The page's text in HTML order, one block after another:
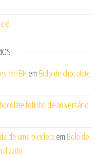
em BH em Bolo de chocolate
fofinho de aniversário
de uma bicicleta em Bolo de